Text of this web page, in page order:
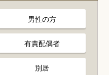
男性の方
有責配偶者
別居